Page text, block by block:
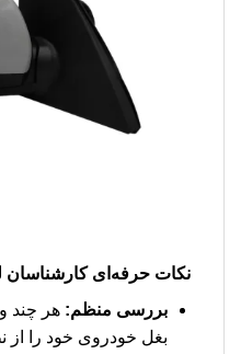
نکات حرفه‌ای کارشناسان
بررسی منظم: هر چند
بغل خودروی خود را